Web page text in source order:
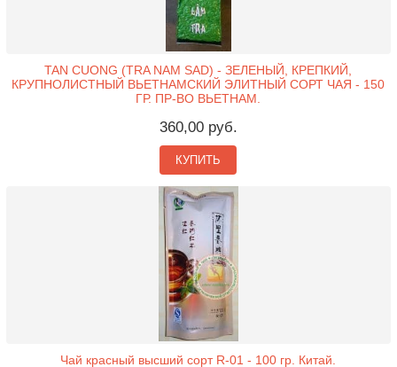
TAN CUONG (TRA NAM SAD) - ЗЕЛЕНЫЙ, КРЕПКИЙ,
КРУПНОЛИСТНЫЙ ВЬЕТНАМСКИЙ ЭЛИТНЫЙ СОРТ ЧАЯ - 150
ГР. ПР-ВО ВЬЕТНАМ.
360,00 руб.
КУПИТЬ
Чай красный высший сорт R-01 - 100 гр. Китай.